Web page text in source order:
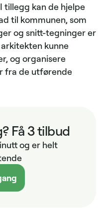
tillegg kan de hjelpe
til kommunen, som
og snitt-tegninger er
kunne
og organisere
fra de utførende
Få 3 tilbud
og er helt